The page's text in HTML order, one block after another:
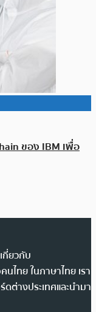
ของ IBM เพื่อ
กี่ยวกับ
ไทย ในภาษาไทย เรา
ต่างประเทศและนำมา